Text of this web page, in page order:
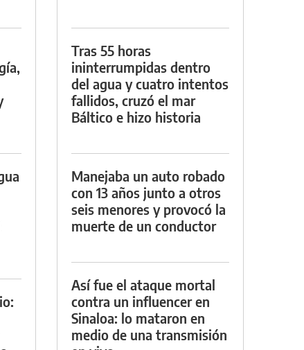
Tras 55 horas
ininterrumpidas dentro
del agua y cuatro intentos
fallidos, cruzó el mar
Báltico e hizo historia
Manejaba un auto robado
con 13 años junto a otros
seis menores y provocó la
muerte de un conductor
Así fue el ataque mortal
contra un influencer en
Sinaloa: lo mataron en
medio de una transmisión